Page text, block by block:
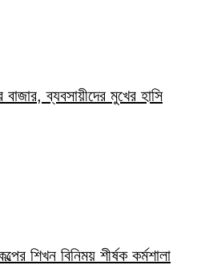
ব্যবসায়ীদের মুখের হাসি
শিখন বিনিময় শীর্ষক কর্মশালা